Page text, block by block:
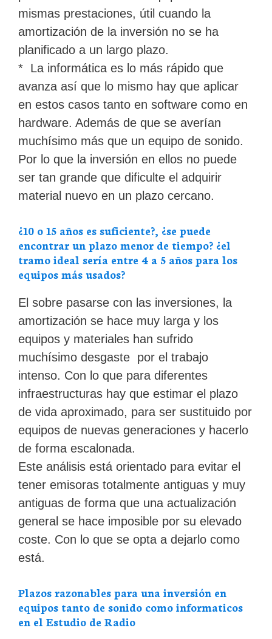
mismas prestaciones, útil cuando la
amortización de la inversión no se ha
planificado a un largo plazo.
* La informática es lo más rápido que
avanza así que lo mismo hay que aplicar
en estos casos tanto en software como en
hardware. Además de que se averían
muchísimo más que un equipo de sonido.
Por lo que la inversión en ellos no puede
ser tan grande que dificulte el adquirir
material nuevo en un plazo cercano.
¿10 o 15 años es suficiente?, ¿se puede
encontrar un plazo menor de tiempo? ¿el
tramo ideal sería entre 4 a 5 años para los
equipos más usados?
El sobre pasarse con las inversiones, la
amortización se hace muy larga y los
equipos y materiales han sufrido
muchísimo desgaste por el trabajo
intenso. Con lo que para diferentes
infraestructuras hay que estimar el plazo
de vida aproximado, para ser sustituido por
equipos de nuevas generaciones y hacerlo
de forma escalonada.
Este análisis está orientado para evitar el
tener emisoras totalmente antiguas y muy
antiguas de forma que una actualización
general se hace imposible por su elevado
coste. Con lo que se opta a dejarlo como
está.
Plazos razonables para una inversión en
equipos tanto de sonido como informaticos
en el Estudio de Radio